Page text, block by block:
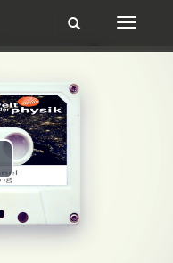
Toggle
Toggle